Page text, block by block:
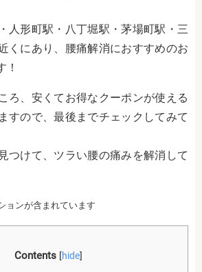
人形町駅・八丁堀駅・茅場町駅・三
くにあり、腰痛解消におすすめのお
！
ろ、安くてお得なクーポンが使える
すので、最後までチェックしてみて
つけて、ツラい腰の痛みを解消して
ョンが含まれています
Contents [hide]